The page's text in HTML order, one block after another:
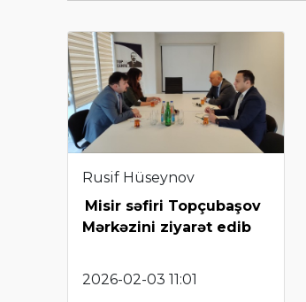
Rusif Hüseynov
Misir səfiri Topçubaşov
Mərkəzini ziyarət edib
2026-02-03 11:01